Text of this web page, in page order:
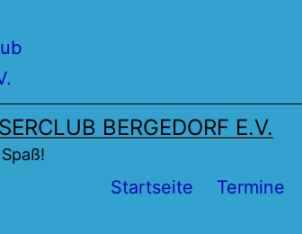
BERGEDORF E.V.
Startseite Termine